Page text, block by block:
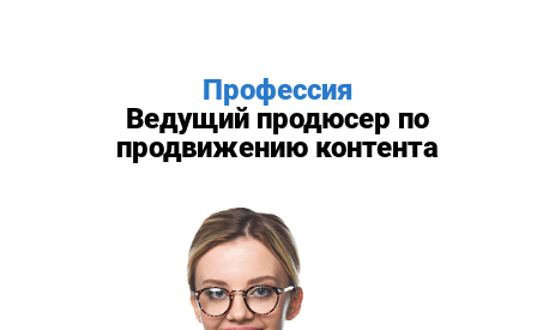
Профессия
Ведущий продюсер по
продвижению контента